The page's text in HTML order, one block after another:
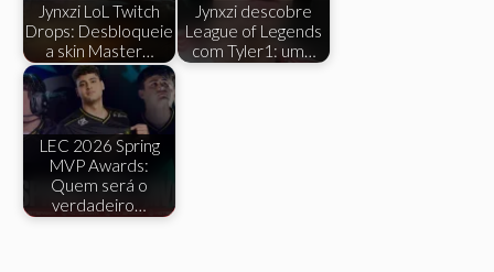
Jynxzi LoL Twitch
Drops: Desbloqueie
a skin Master…
Jynxzi descobre
League of Legends
com Tyler1: um…
LEC 2026 Spring
MVP Awards:
Quem será o
verdadeiro…